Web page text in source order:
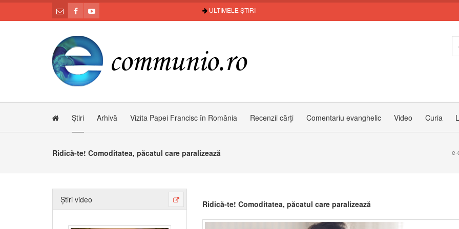
ULTIMELE ȘTIRI
Știri Arhivă Vizita Papei Francisc în România Recenzii cărți Comentariu evanghelic Video Curia
Ridică-te! Comoditatea, păcatul care paralizează e-
Știri video Ridică-te! Comoditatea, păcatul care paralizează